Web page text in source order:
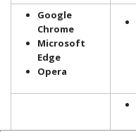
Google
Chrome
Microsoft
Edge
Opera